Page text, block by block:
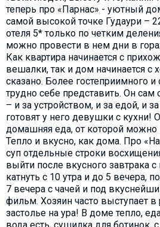
теперь про «Парнас» - уютный
самой высокой точке Гудаури –
отеля 5* только по четким
можно провести в нем дни в
Как квартира начинается с
вешалки, так и дом начинается с
сказано. Более гостеприимного
трудно себе представить. Он
– и за устройством, и за едой, и
готовят у него девушки с кухни!
домашняя еда, от которой можно
Тепло и вкусно, как дома. Про
суп отдельные строки
выйти после вкусного завтрака
катнуть с 10 утра и до 5 вечера,
7 вечера с чачей и под
фильм. Хозяин часто выступает
застолье на ура! В доме тепло,